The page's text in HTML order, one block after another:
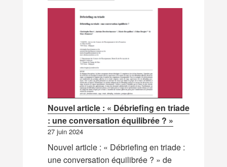
Nouvel article : « Débriefing en triade
: une conversation équilibrée ? »
27 juin 2024
Nouvel article : « Débriefing en triade :
une conversation équilibrée ? » de